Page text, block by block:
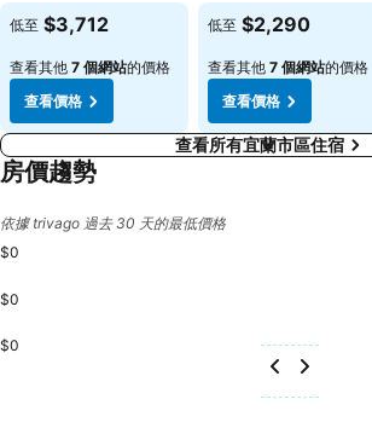
查看價格
低至 $3,712
查看其他 7 個網站的價格
查看價格
查看價格
低至 $2,290
查看其他 7 個網站的價格
查看價格
查看所有宜蘭市區住宿
房價趨勢
依據 trivago 過去 30 天的最低價格
$0
$0
$0